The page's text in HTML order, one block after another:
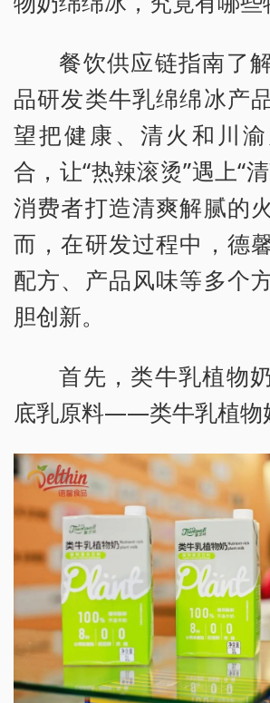
餐饮供应链指南了
品研发类牛乳绵绵冰产
望把健康、清火和川
合，让“热辣滚烫”遇上“
消费者打造清爽解腻的
而，在研发过程中，德
配方、产品风味等多个
胆创新。
首先，类牛乳植物
底乳原料——类牛乳植物